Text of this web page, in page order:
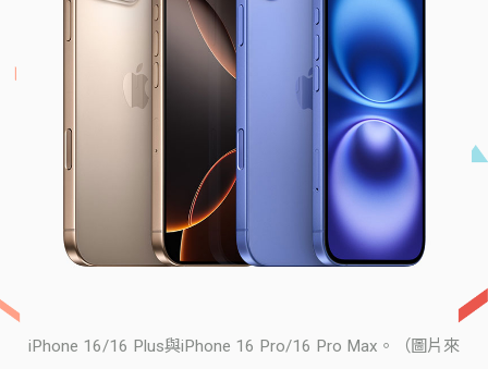
iPhone 16/16 Plus與iPhone 16 Pro/16 Pro Max。（圖片來